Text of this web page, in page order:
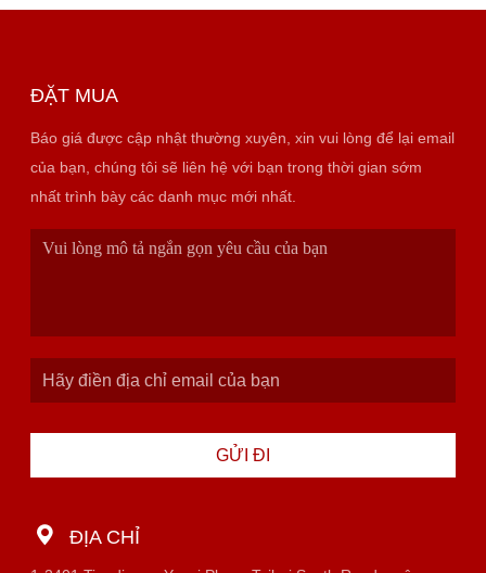
ĐẶT MUA
Báo giá được cập nhật thường xuyên, xin vui lòng để lại email
của bạn, chúng tôi sẽ liên hệ với bạn trong thời gian sớm
nhất trình bày các danh mục mới nhất.
GỬI ĐI
ĐỊA CHỈ